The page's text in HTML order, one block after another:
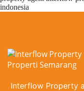
Interflow Property